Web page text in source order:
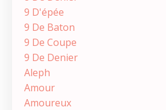
9 D'épée
9 De Baton
9 De Coupe
9 De Denier
Aleph
Amour
Amoureux